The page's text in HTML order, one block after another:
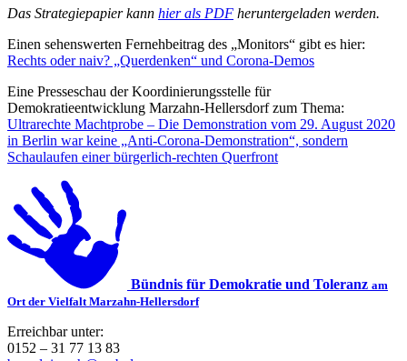
Das Strategiepapier kann hier als PDF heruntergeladen werden.
Einen sehenswerten Fernehbeitrag des „Monitors“ gibt es hier:
Rechts oder naiv? „Querdenken“ und Corona-Demos
Eine Presseschau der Koordinierungsstelle für
Demokratieentwicklung Marzahn-Hellersdorf zum Thema:
Ultrarechte Machtprobe – Die Demonstration vom 29. August 2020
in Berlin war keine „Anti-Corona-Demonstration“, sondern
Schaulaufen einer bürgerlich-rechten Querfront
Bündnis für Demokratie und Toleranz am
Ort der Vielfalt Marzahn-Hellersdorf
Erreichbar unter:
0152 – 31 77 13 83